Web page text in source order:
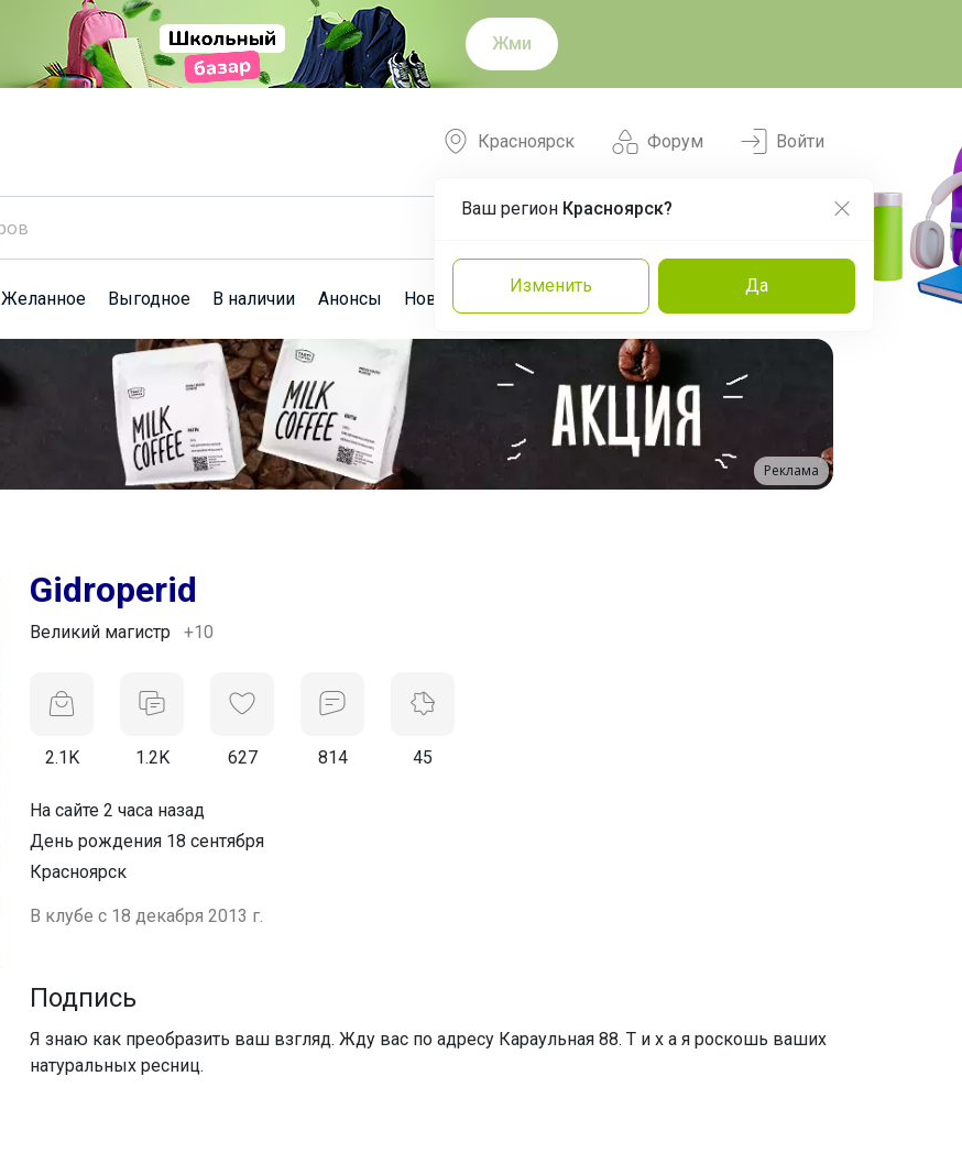
Жми
Форум
Красноярск
Ваш регион Красноярск?
Изменить Да
Войти
Желанное Выгодное В наличии Анонсы Новости Команда Эксперты
Реклама
Gidroperid
Великий магистр +10
2.1K 1.2K 627 814 45
На сайте 2 часа назад
День рождения 18 сентября
Красноярск
В клубе с 18 декабря 2013 г.
Подпись
Я знаю как преобразить ваш взгляд. Жду вас по адресу Караульная 88. Т и х а я роскошь ваших
натуральных ресниц.